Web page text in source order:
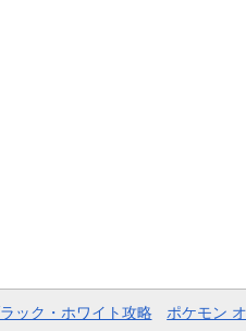
ック・ホワイト攻略 ポケモン